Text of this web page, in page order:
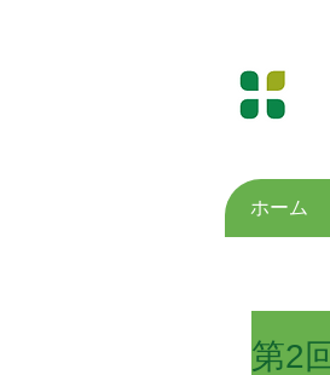
ホーム
第2